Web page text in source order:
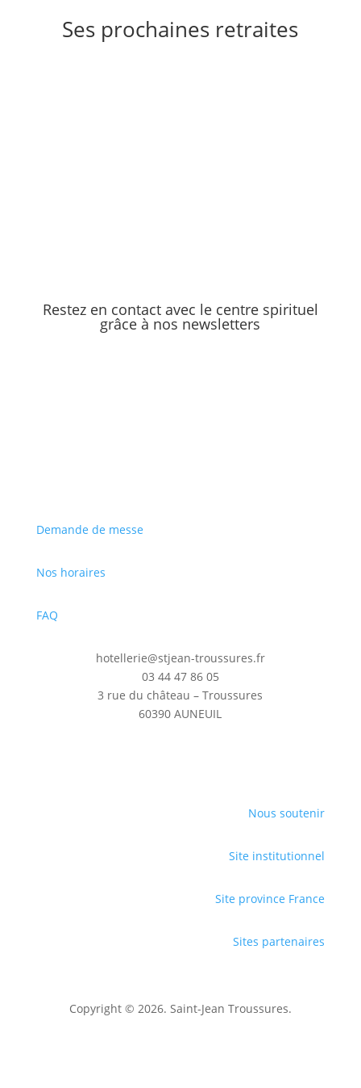
Ses prochaines retraites
Restez en contact avec le centre spirituel
grâce à nos newsletters
Demande de messe
Nos horaires
FAQ
hotellerie@stjean-troussures.fr
03 44 47 86 05
3 rue du château – Troussures
60390 AUNEUIL
Nous soutenir
Site institutionnel
Site province France
Sites partenaires
Copyright © 2026. Saint-Jean Troussures.